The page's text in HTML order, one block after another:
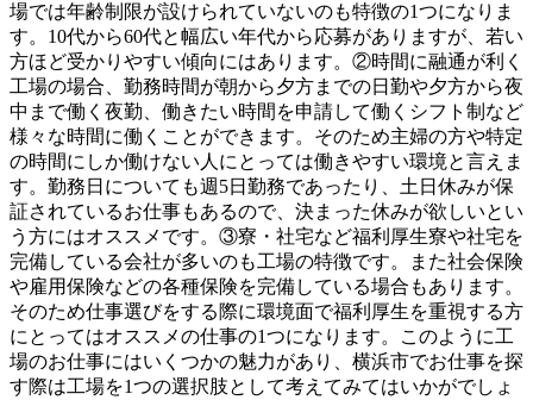
場では年齢制限が設けられていないのも特徴の1つになりま
す。10代から60代と幅広い年代から応募がありますが、若い
方ほど受かりやすい傾向にはあります。②時間に融通が利く
工場の場合、勤務時間が朝から夕方までの日勤や夕方から夜
中まで働く夜勤、働きたい時間を申請して働くシフト制など
様々な時間に働くことができます。そのため主婦の方や特定
の時間にしか働けない人にとっては働きやすい環境と言えま
す。勤務日についても週5日勤務であったり、土日休みが保
証されているお仕事もあるので、決まった休みが欲しいとい
う方にはオススメです。③寮・社宅など福利厚生寮や社宅を
完備している会社が多いのも工場の特徴です。また社会保険
や雇用保険などの各種保険を完備している場合もあります。
そのため仕事選びをする際に環境面で福利厚生を重視する方
にとってはオススメの仕事の1つになります。このように工
場のお仕事にはいくつかの魅力があり、横浜市でお仕事を探
す際は工場を1つの選択肢として考えてみてはいかがでしょ